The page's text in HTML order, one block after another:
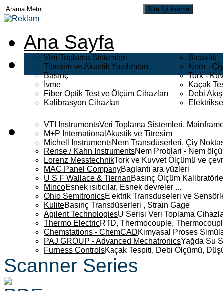
Ana Sayfa
Veri Toplama Sistemleri
Titreşim ve Akustik Yazılımları
Basınç
İvme
Fiber Optik Test ve Ölçüm Cihazları
Kalibrasyon Cihazları
Sıcaklık
Nem -
Tork -
Kaçak
Debi Akış
VTI InstrumentsVeri Toplama Sistemleri,
M+P International Akustik ve Titresim
Michell InstrumentsNem Transdüserleri, Çiy
Rense / Kahn InstrumentsNem Problari - Nem
Lorenz MesstechnikTork ve Kuvvet Ölçümü ve
MAC Panel CompanyBaglantı ara yüzleri
U S F Wallace & TiernanBasınç Ölçüm
MincoEsnek ısıtıcılar, Esnek devreler ...
Ohio SemitronicsElektrik Transduseleri ve
KuliteBasınç Transdüserleri , Strain Gage
Agilent TechnologiesU Serisi Veri Toplama
Thermo ElectricRTD, Thermocouple,
Chemstations - ChemCADKimyasal Proses
PAJ GROUP - Advanced MechatronicsYağda Su
Furness ControlsKaçak Tespiti, Debi Ölçümü,
Scanner Series